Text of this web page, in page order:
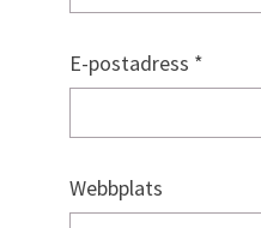
E-postadress *
Webbplats